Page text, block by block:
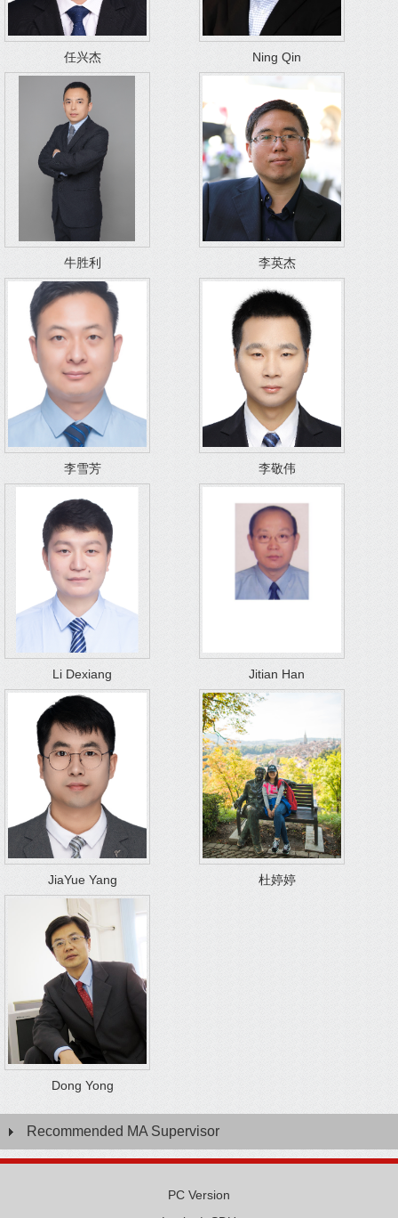
任兴杰 Ning Qin
牛胜利 李英杰
李雪芳 李敬伟
Li Dexiang Jitian Han
JiaYue Yang 杜婷婷
Dong Yong
Recommended MA Supervisor
PC Version